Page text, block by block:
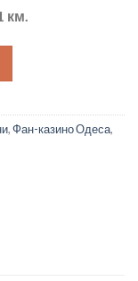
км.
,Фан-казино Одеса,